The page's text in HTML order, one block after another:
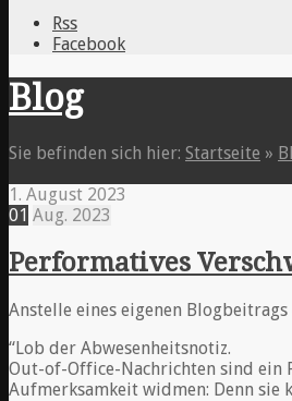
Rss
Facebook
Blog
Sie befinden sich hier: Startseite »
1. August 2023
01 Aug. 2023
Performatives
Anstelle eines eigenen
“Lob der Abwesenheitsnotiz.
Out-of-Office-Nachrichten sind ein
Aufmerksamkeit widmen: Denn sie